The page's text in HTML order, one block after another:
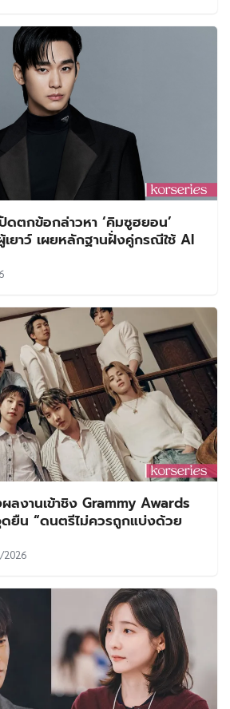
ตกข้อกล่าวหา ‘คิมซูฮยอน’
ยาว์ เผยหลักฐานฝั่งคู่กรณีใช้ AI
ลงานเข้าชิง Grammy Awards
ยืน “ดนตรีไม่ควรถูกแบ่งด้วย
2026